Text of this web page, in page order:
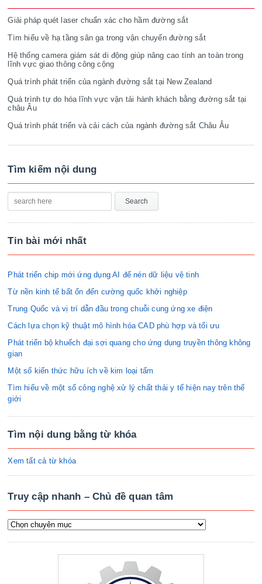
Giải pháp quét laser chuẩn xác cho hầm đường sắt
Tìm hiểu về hạ tầng sân ga trong vận chuyển đường sắt
Hệ thống camera giám sát di động giúp nâng cao tính an toàn trong
lĩnh vực giao thông công cộng
Quá trình phát triển của ngành đường sắt tại New Zealand
Quá trình tự do hóa lĩnh vực vận tải hành khách bằng đường sắt tại
châu Âu
Quá trình phát triển và cải cách của ngành đường sắt Châu Âu
Tìm kiếm nội dung
Tin bài mới nhất
Phát triển chip mới ứng dụng AI để nén dữ liệu vệ tinh
Từ nền kinh tế bất ổn đến cường quốc khởi nghiệp
Trung Quốc và vị trí dẫn đầu trong chuỗi cung ứng xe điện
Cách lựa chọn kỹ thuật mô hình hóa CAD phù hợp và tối ưu
Phát triển bộ khuếch đại sợi quang cho ứng dụng truyền thông không
gian
Một số kiến thức hữu ích về kim loại tấm
Tìm hiểu về một số công nghệ xử lý chất thải y tế hiện nay trên thế
giới
Tìm nội dung bằng từ khóa
Xem tất cả từ khóa
Truy cập nhanh – Chủ đề quan tâm